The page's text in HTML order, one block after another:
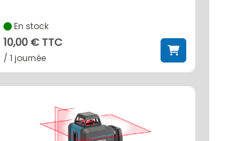
En stock
10,00 € TTC
/ 1 journée